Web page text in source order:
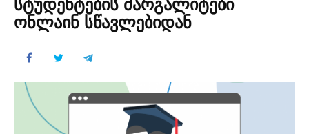
სტუდენტების მარგალიტები
ონლაინ სწავლებიდან